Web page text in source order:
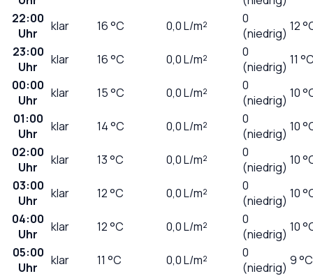
22:00
Uhr
klar 16°C 0,0L/m²
0
(niedrig) 12
23:00
Uhr
klar 16°C 0,0L/m²
0
(niedrig) 11
00:00
Uhr
klar 15°C 0,0L/m²
0
(niedrig) 10
01:00
Uhr
klar 14°C 0,0L/m²
0
(niedrig) 10
02:00
Uhr
klar 13°C 0,0L/m²
0
(niedrig) 10
03:00
Uhr
klar 12°C 0,0L/m²
0
(niedrig) 10
04:00
Uhr
klar 12°C 0,0L/m²
0
(niedrig) 10
05:00
Uhr
klar 11 °C 0,0L/m²
0
(niedrig) 9 °C